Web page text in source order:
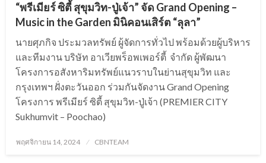
“พรีเมียร์ ซิตี้ สุขุมวิท-ปู่เจ้า” จัด Grand Opening –
Music in the Garden มินิคอนเสิร์ต “ลุลา”
นายศุภกิจ ประมวลทรัพย์ ผู้จัดการทั่วไป พร้อมด้วยผู้บริหาร
และทีมงาน บริษัท อาเวียพร็อพเพอร์ตี้ จำกัด ผู้พัฒนา
โครงการอสังหาริมทรัพย์แนวราบในย่านสุขุมวิท และ
กรุงเทพฯ ฝั่งตะวันออก ร่วมกันจัดงาน Grand Opening
โครงการ พรีเมียร์ ซิตี้ สุขุมวิท-ปู่เจ้า (PREMIER CITY
Sukhumvit – Poochao)
Posted
พฤศจิกายน 14, 2024 CBNTEAM